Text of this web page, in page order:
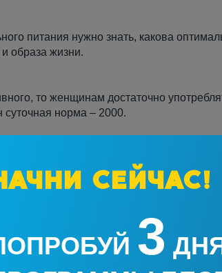
питания нужно знать, какова
образа жизни.
то женщинам достаточно
суточная норма – 2000.
пешком, то суточная норма будет
смещаются ещё значительнее.
мужчин – 3000.
зависимости от возраста и состояния
СЕЙЧАС!
3